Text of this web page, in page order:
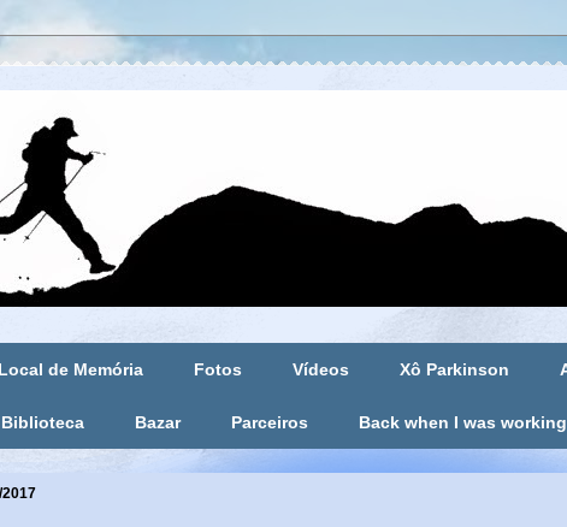
Local de Memória Fotos Vídeos Xô Parkinson
Biblioteca Bazar Parceiros Back when I was working
2017